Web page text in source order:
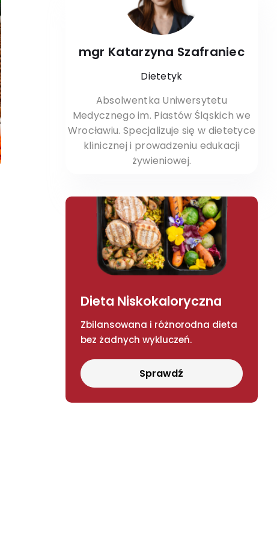
mgr Katarzyna Szafraniec
Dietetyk
Absolwentka Uniwersytetu
Medycznego im. Piastów Śląskich we
Wrocławiu. Specjalizuje się w dietetyce
klinicznej i prowadzeniu edukacji
żywieniowej.
Dieta Niskokaloryczna
Zbilansowana i różnorodna dieta
bez żadnych wykluczeń.
Sprawdź